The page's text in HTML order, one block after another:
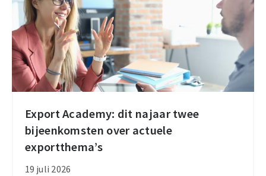
Export Academy: dit najaar twee
bijeenkomsten over actuele
exportthema’s
19 juli 2026
Export
Academy:
dit
najaar